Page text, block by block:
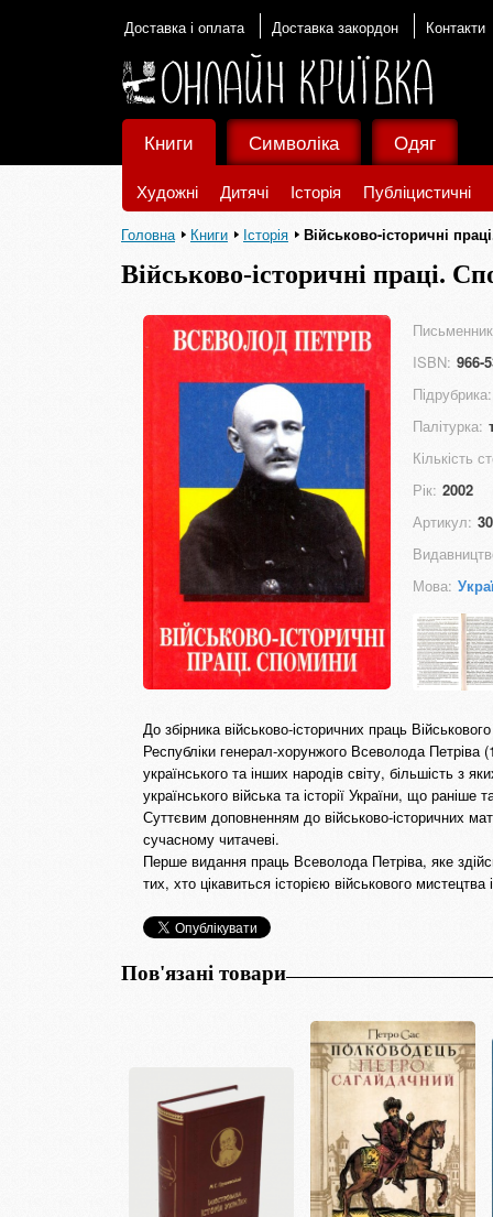
Доставка і оплата Доставка закордон Контакти
Книги
Художні Дитячі Історія Публіцистичні
Символіка Одяг
Головна Книги Історія Військово-історичні
Військово-історичні праці.
ISBN: 966-
Підрубрика:
Палітурка:
Кількість
Рік: 2002
Артикул:
Мова:
До збірника військово-історичних праць
Республіки генерал-хорунжого Всеволода Петріва
українського та інших народів світу, більшість з
українського війська та історії України, що раніше
Суттєвим доповненням до військово-історичних
сучасному читачеві.
Перше видання праць Всеволода Петріва, яке
тих, хто цікавиться історією військового
Пов'язані товари